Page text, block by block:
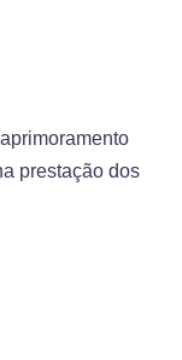
prestação dos